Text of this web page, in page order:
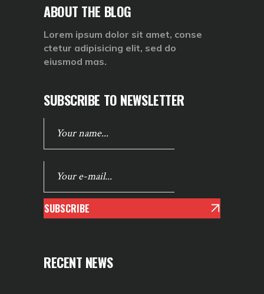
ABOUT THE BLOG
Lorem ipsum dolor sit amet, conse
ctetur adipisicing elit, sed do
eiusmod mas.
SUBSCRIBE TO NEWSLETTER
SUBSCRIBE
RECENT NEWS